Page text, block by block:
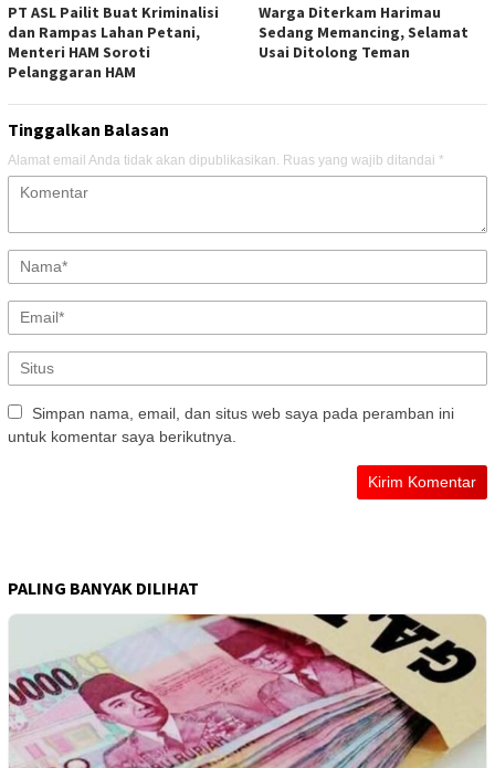
PT ASL Pailit Buat Kriminalisi
dan Rampas Lahan Petani,
Menteri HAM Soroti
Pelanggaran HAM
Warga Diterkam Harimau
Sedang Memancing, Selamat
Usai Ditolong Teman
Tinggalkan Balasan
Alamat email Anda tidak akan dipublikasikan. Ruas yang wajib ditandai *
Simpan nama, email, dan situs web saya pada peramban ini
untuk komentar saya berikutnya.
PALING BANYAK DILIHAT